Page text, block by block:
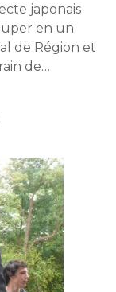
japonais
en un
de Région et
de